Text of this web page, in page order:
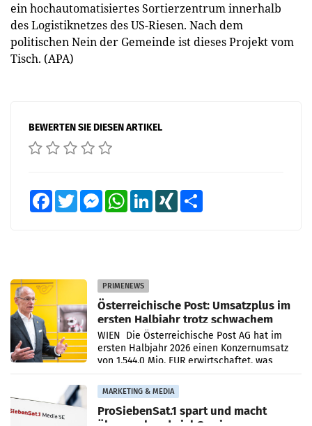
ein hochautomatisiertes Sortierzentrum innerhalb
des Logistiknetzes des US-Riesen. Nach dem
politischen Nein der Gemeinde ist dieses Projekt vom
Tisch. (APA)
BEWERTEN SIE DIESEN ARTIKEL
FacebookTwitter MessengerWhatsAppLinkedInXING
PRIMENEWS
Österreichische Post: Umsatzplus im
ersten Halbjahr trotz schwachem
Briefgeschäft
WIEN Die Österreichische Post AG hat im
ersten Halbjahr 2026 einen Konzernumsatz
von 1.544,0 Mio. EUR erwirtschaftet, was
einem Plus von 3,8 Prozent gegenüber dem
Vergleichszeitraum
MARKETING & MEDIA
ProSiebenSat.1 spart und macht